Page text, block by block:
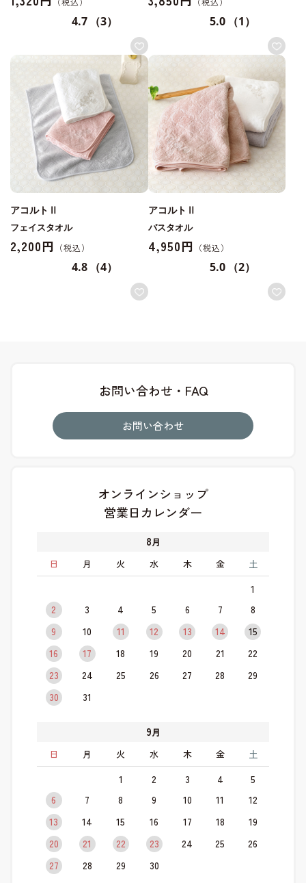
4.7 （3） 5.0 （1）
アコルトⅡ
フェイスタオル
2,200円
4.8 （4）
アコルトⅡ
バスタオル
4,950円
5.0 （2）
お問い合わせ・FAQ
お問い合わせ
オンラインショップ
営業日カレンダー
8月
日
月 火 水 木 金 土
1
2
3 4 5 6 7
8
9
10 11 12 13 14
15
16
17 18 19 20 21
22
23
24 25 26 27 28
29
30
31
9月
日
月 火 水 木 金 土
1 2 3 4
5
6
7 8 9 10 11
12
13
14 15 16 17 18
19
20
21 22 23 24 25
26
27
28 29
30